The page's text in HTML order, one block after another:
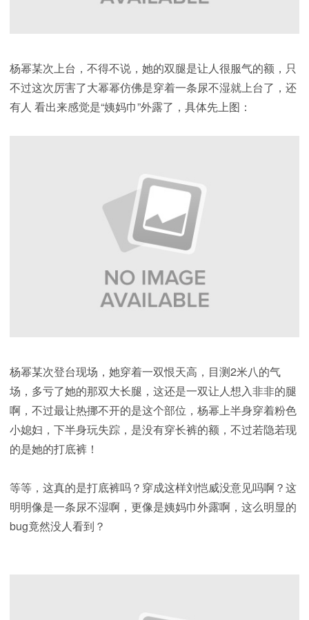
杨幂某次上台，不得不说，她的双腿是让人很服气的额，只
不过这次厉害了大幂幂仿佛是穿着一条尿不湿就上台了，还
有人 看出来感觉是“姨妈巾”外露了，具体先上图：
杨幂某次登台现场，她穿着一双恨天高，目测2米八的气
场，多亏了她的那双大长腿，这还是一双让人想入非非的腿
啊，不过最让热挪不开的是这个部位，杨幂上半身穿着粉色
小媳妇，下半身玩失踪，是没有穿长裤的额，不过若隐若现
的是她的打底裤！
等等，这真的是打底裤吗？穿成这样刘恺威没意见吗啊？这
明明像是一条尿不湿啊，更像是姨妈巾外露啊，这么明显的
bug竟然没人看到？